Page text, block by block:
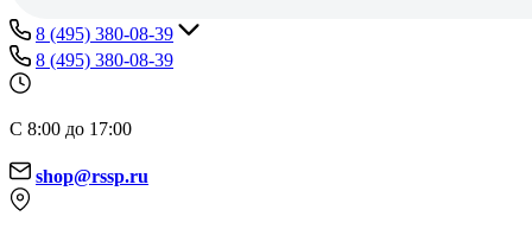
8 (495) 380-08-39
8 (495) 380-08-39
С 8:00 до 17:00
shop@rssp.ru